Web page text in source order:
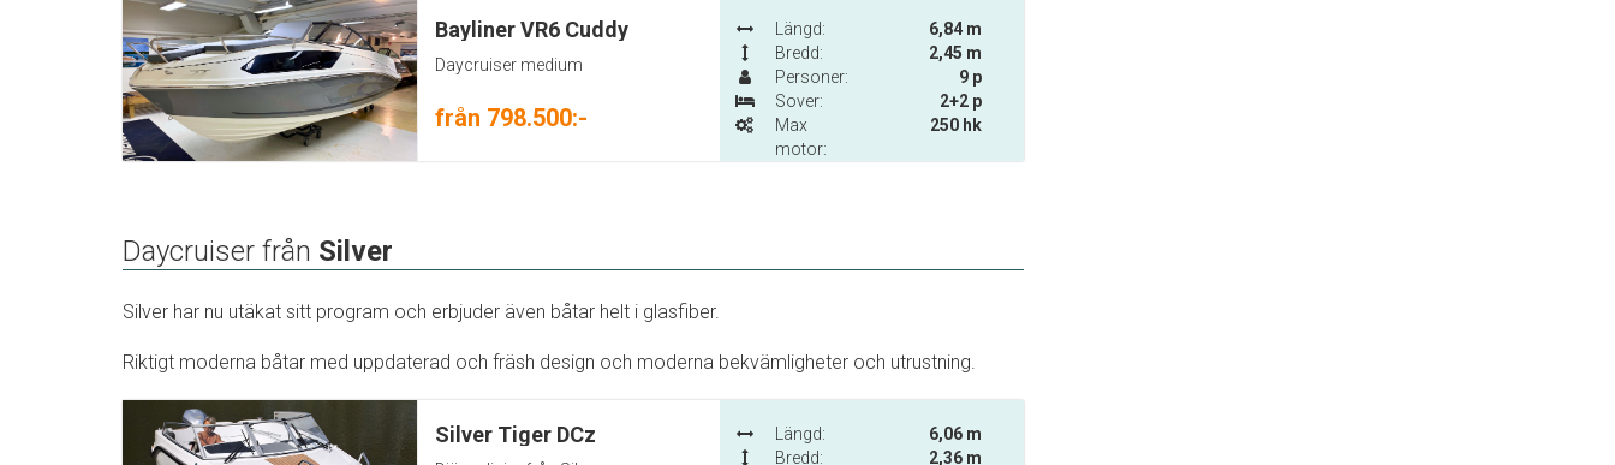
Bayliner VR6 Cuddy
Daycruiser medium
från 798.500:-
Längd:
6,84 m
Bredd:
2,45 m
Personer:
9 p
Sover:
2+2 p
Max
motor:
250 hk
Daycruiser från Silver
Silver har nu utäkat sitt program och erbjuder även båtar helt i glasfiber.
Riktigt moderna båtar med uppdaterad och fräsh design och moderna bekvämligheter och utrustning.
Silver Tiger DCz Längd:
6,06 m
Bredd:
2,36 m